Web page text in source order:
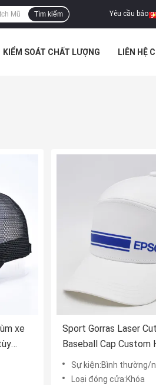
Yêu cầu báo
Tìm kiếm
KIỂM SOÁT CHẤT LƯỢNG LIÊN HỆ
xe
tải
Sport Gorras Laser
Baseball Cap Custom
Panel Mũ bóng chày
Sự kiện:Bình thường/
Loại đóng cửa:Khóa